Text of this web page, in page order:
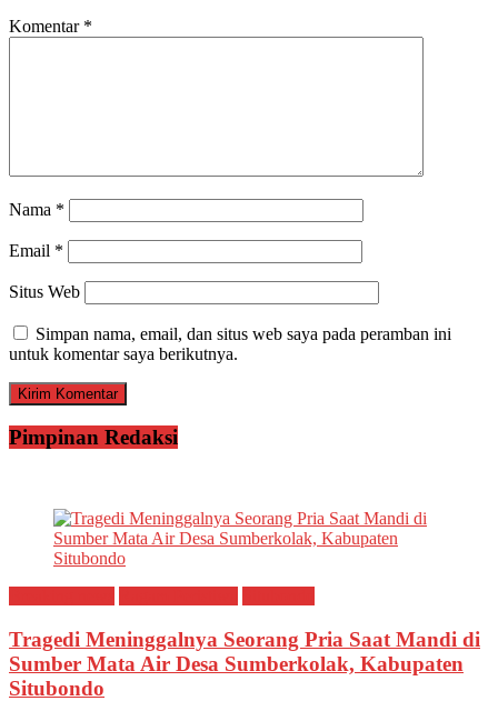
Komentar *
Nama *
Email *
Situs Web
Simpan nama, email, dan situs web saya pada peramban ini
untuk komentar saya berikutnya.
Pimpinan Redaksi
Tragedi Meninggalnya Seorang Pria Saat Mandi di
Sumber Mata Air Desa Sumberkolak, Kabupaten
Situbondo